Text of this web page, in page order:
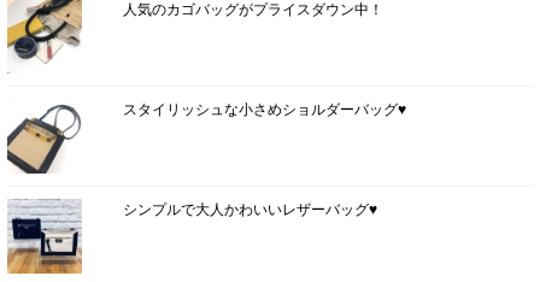
人気のカゴバッグがプライスダウン中！
スタイリッシュな小さめショルダーバッグ♥
シンプルで大人かわいいレザーバッグ♥